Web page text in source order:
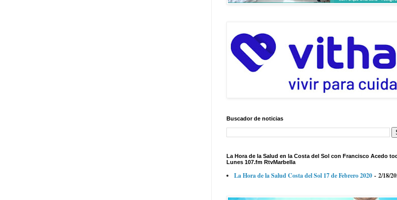
Buscador de noticias
La Hora de la Salud en la Costa del Sol con Francisco Acedo
Lunes 107.fm RtvMarbella
La Hora de la Salud Costa del Sol 17 de Febrero 2020 - 2/18/